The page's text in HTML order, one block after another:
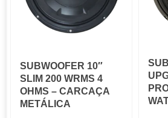
SUBWOOFER 10″
SLIM 200 WRMS 4
OHMS – CARCAÇA
METÁLICA